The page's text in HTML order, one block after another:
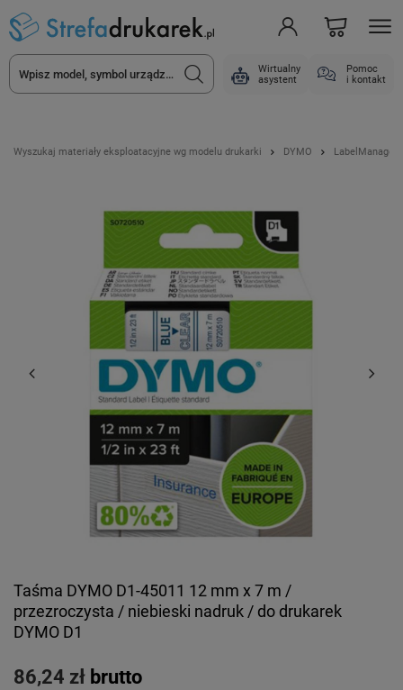
Wirtualny
asystent
Pomoc
i kontakt
Wyszukaj materiały eksploatacyjne wg modelu drukarki DYMO LabelManager
Taśma DYMO D1-45011 12 mm x 7 m /
przezroczysta / niebieski nadruk / do drukarek
DYMO D1
86,24 zł brutto